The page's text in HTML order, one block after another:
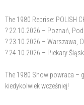
The 1980 Reprise: POLISH
? 22.10.2026 – Poznań,
? 23.10.2026 – Warszawa,
? 24.10.2026 – Piekary
The 1980 Show powraca –
kiedykolwiek wcześniej!